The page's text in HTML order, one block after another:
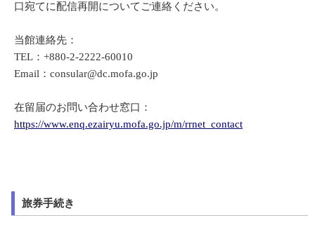
口宛てに配信再開についてご連絡ください。
当館連絡先：
TEL： +880-2-2222-60010
Email：consular@dc.mofa.go.jp
在留届のお問い合わせ窓口：
https://www.enq.ezairyu.mofa.go.jp/m/rrnet_contact
旅券手続き